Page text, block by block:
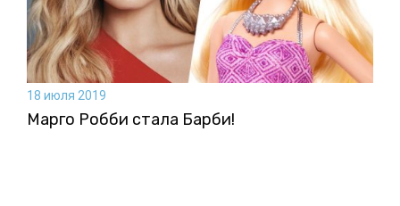
18 июля 2019
Марго Робби стала Барби!